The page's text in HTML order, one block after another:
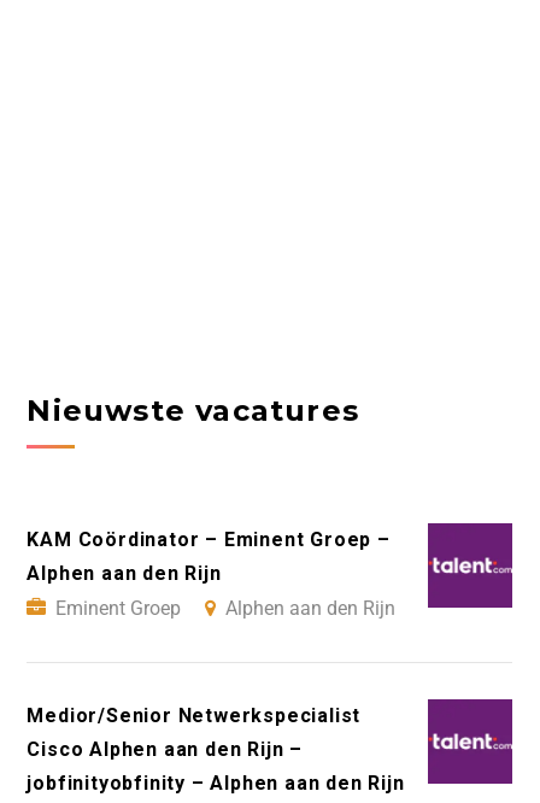
Nieuwste vacatures
KAM Coördinator – Eminent Groep –
Alphen aan den Rijn
Eminent Groep
Alphen aan den Rijn
Medior/Senior Netwerkspecialist
Cisco Alphen aan den Rijn –
jobfinityobfinity – Alphen aan den Rijn